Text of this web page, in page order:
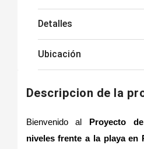
Detalles
Ubicación
Descripcion de la
Bienvenido al Proyecto
niveles frente a la playa en